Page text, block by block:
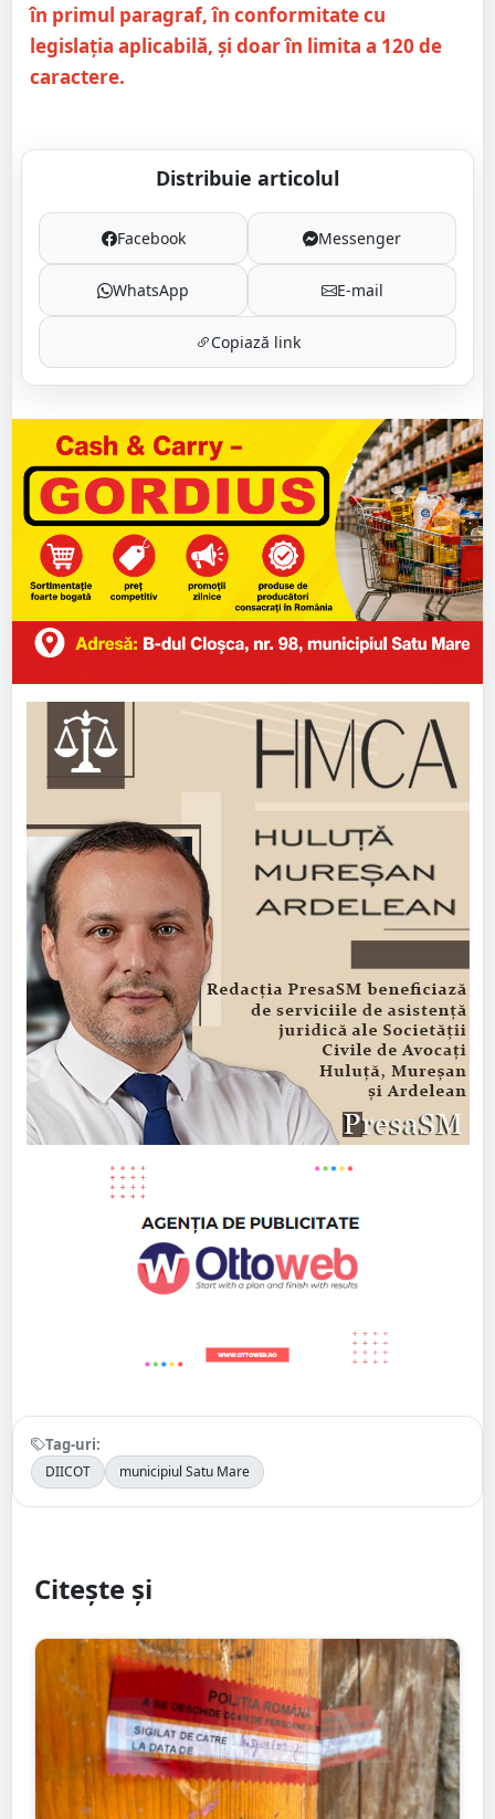
în primul paragraf, în conformitate cu
legislația aplicabilă, și doar în limita a 120 de
caractere.
Distribuie articolul
Facebook Messenger
WhatsApp E-mail
Copiază link
Tag-uri:
DIICOT municipiul Satu Mare
Citește și